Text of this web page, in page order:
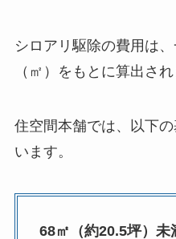
シロアリ駆除の費用は
（㎡）をもとに算出され
住空間本舗では、以下
います。
68㎡（約20.5坪）未